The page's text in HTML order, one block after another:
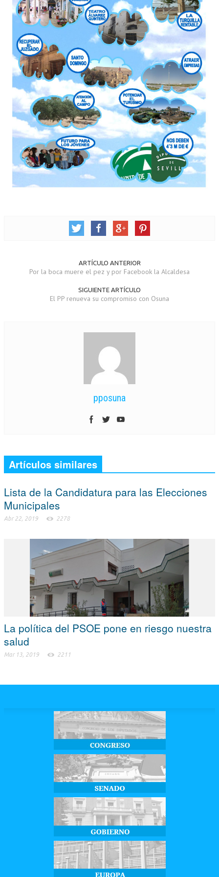
OTRAS INICIATIVAS
PARTICIPA
CONTACTA
AFÍLIATE
ARTÍCULO ANTERIOR
Por la boca muere el pez y por Facebook la Alcaldesa
SIGUIENTE ARTÍCULO
El PP renueva su compromiso con Osuna
pposuna
Artículos similares
Lista de la Candidatura para las Elecciones
Municipales
Abr 22, 2019 2278
La política del PSOE pone en riesgo nuestra
salud
Mar 13, 2019 2211